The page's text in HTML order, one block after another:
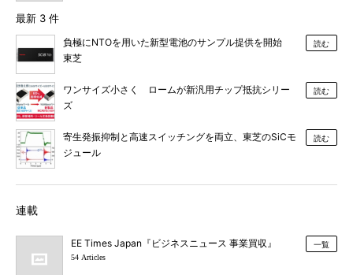
最新 3 件
負極にNTOを用いた新型電池のサンプル提供を開始
東芝
読む
ワンサイズ小さく ロームが新汎用チップ抵抗シリー
ズ
読む
寄生発振抑制と高速スイッチングを両立、東芝のSiCモ
ジュール
読む
連載
EE Times Japan『ビジネスニュース 事業買収』
54 Articles
一覧